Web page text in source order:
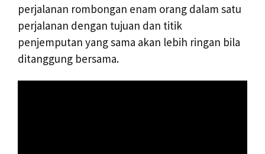
perjalanan rombongan enam orang dalam satu
perjalanan dengan tujuan dan titik
penjemputan yang sama akan lebih ringan bila
ditanggung bersama.